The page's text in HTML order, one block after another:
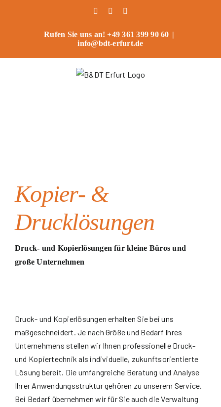
FacebookInstagram
Rufen Sie uns an! +49 361 399 90 60 |
info@bdt-erfurt.de
Kopier- &
Drucklösungen
Druck- und Kopierlösungen für kleine Büros und
große Unternehmen
Druck- und Kopierlösungen erhalten Sie bei uns
maßgeschneidert. Je nach Größe und Bedarf Ihres
Unternehmens stellen wir Ihnen professionelle Druck-
und Kopiertechnik als individuelle, zukunftsorientierte
Lösung bereit. Die umfangreiche Beratung und Analyse
Ihrer Anwendungsstruktur gehören zu unserem Service.
Bei Bedarf übernehmen wir für Sie auch die Verwaltung